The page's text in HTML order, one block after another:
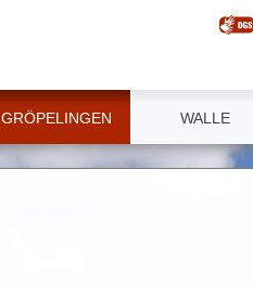
GRÖPELINGEN WALLE